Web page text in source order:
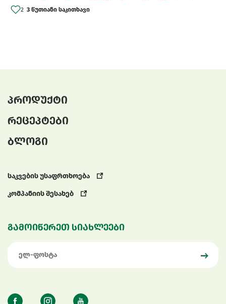
2 3 წუთიანი საკითხავი
პროდუქტი
რეცეპტები
ბლოგი
საკვების უსაფრთხოება
კომპანიის შესახებ
გამოიწერეთ სიახლეები